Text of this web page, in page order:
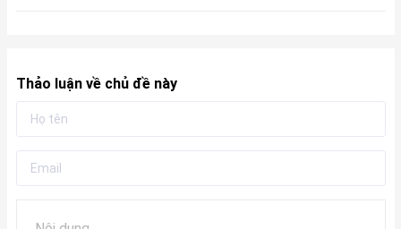
Thảo luận về chủ đề này